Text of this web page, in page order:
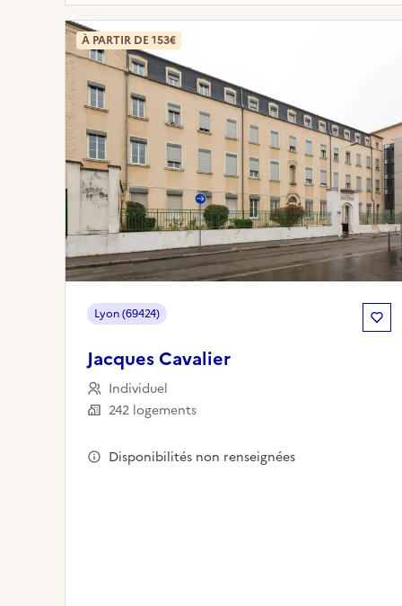
Jacques Cavalier
Individuel
242 logements
Disponibilités non renseignées
Lyon (69424)
À PARTIR DE 153€